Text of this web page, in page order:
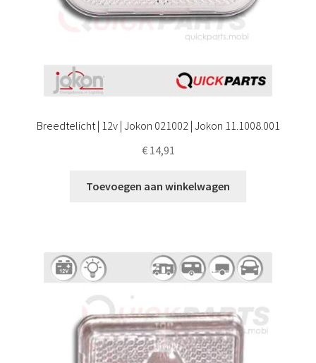
Breedtelicht | 12v | Jokon 021002 | Jokon 11.1008.001
€14,91
Toevoegen aan winkelwagen